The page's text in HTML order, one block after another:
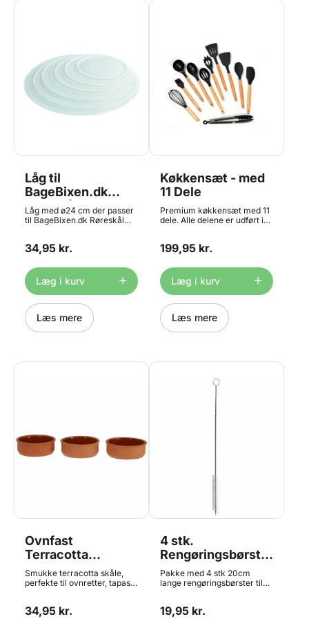
Låg til
BageBixen.dk
Røreskål 2,5L
Låg med ø24 cm der passer
til BageBixen.dk Røreskål
34,95 kr.
Læg i kurv
Læs mere
Køkkensæt - med
11 Dele
Premium køkkensæt med 11
dele. Alle delene er udført i
ikke klistrer fast til
premium non-stick silikone
11 dele Lette at rengøre BPA-
fri silikone Kommer med en
praktisk krukke til
opbevaring af alle dele -
Undgå irriterende situationer
i køkkenet hvor du står og
199,95 kr.
Læg i kurv
Læs mere
Ovnfast
Terracotta
Ramekin - 3 stk,
Ø 12 cm
Smukke terracotta skåle,
perfekte til ovnretter, tapas
ovnen. Specifikationer:
34,95 kr.
4 stk.
Rengøringsbørster
til Sugerør - 20cm
Pakke med 4 stk 20cm
lange rengøringsbørster til
metal og plast. Diameteren
19,95 kr.